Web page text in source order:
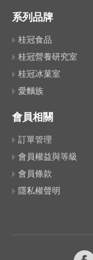
系列品牌
桂冠食品
桂冠營養研究室
桂冠冰菓室
愛麵族
會員相關
訂單管理
會員權益與等級
會員條款
隱私權聲明